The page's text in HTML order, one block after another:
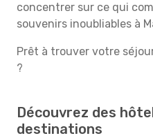
concentrer sur ce qui
souvenirs inoubliables à
Prêt à trouver votre
?
Découvrez des
destinations